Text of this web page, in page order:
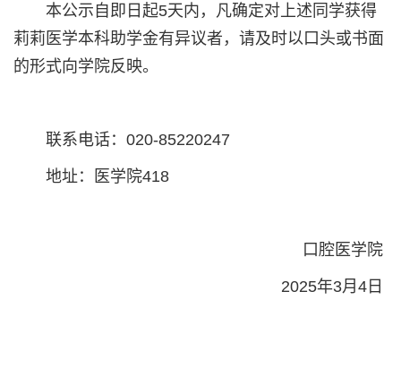
本公示自即日起5天内，凡确定对上述同学获得
莉莉医学本科助学金有异议者，请及时以口头或书面
的形式向学院反映。
联系电话：020-85220247
地址：医学院418
口腔医学院
2025年3月4日